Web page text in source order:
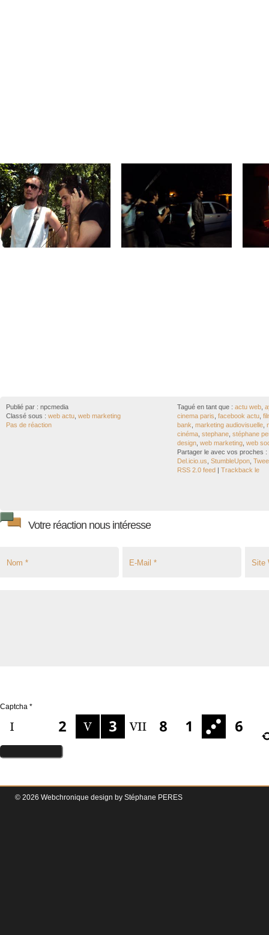
Publié par : npcmedia
Classé sous : web actu web marketing
Pas de réaction
Tagué en tant que : actu web
cinema paris facebook actu
bank marketing audiovisuelle
cinéma stephane stéphane
design web marketing web
Partager le avec vos proches :
Del.icio.us StumbleUpon
RSS 2.0 feed | Trackback le
Votre réaction nous intéresse
Captcha *
© 2026 Webchronique design by Stéphane PERES